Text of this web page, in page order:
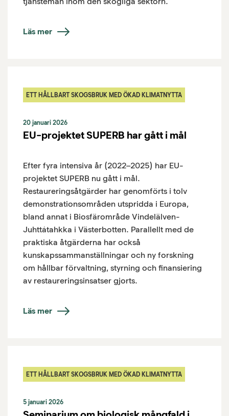
Läs mer
ETT HÅLLBART SKOGSBRUK MED ÖKAD KLIMATNYTTA
20 januari 2026
EU-projektet SUPERB har gått i mål
Efter fyra intensiva år (2022–2025) har EU-
projektet SUPERB nu gått i mål.
Restaureringsåtgärder har genomförts i tolv
demonstrationsområden utspridda i Europa,
bland annat i Biosfärområde Vindelälven-
Juhttátahkka i Västerbotten. Parallellt med de
praktiska åtgärderna har också
kunskapssammanställningar och ny forskning
om hållbar förvaltning, styrning och finansiering
av restaureringsinsatser gjorts.
Läs mer
ETT HÅLLBART SKOGSBRUK MED ÖKAD KLIMATNYTTA
5 januari 2026